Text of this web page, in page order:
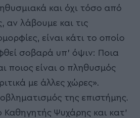
και όχι τόσο από
αν λάβουμε και τις
είναι κάτι το οποίο
σοβαρά υπ’ όψιν: Ποια
ποιος είναι ο πληθυσμός
με άλλες χώρες».
της επιστήμης.
Καθηγητής Ψυχάρης και κατ’